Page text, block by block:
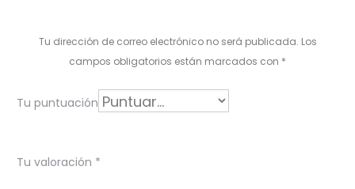
r
i
Tu dirección de correo electrónico no será publicada. Los
campos obligatorios están marcados con *
Tu puntuación
Tu valoración *